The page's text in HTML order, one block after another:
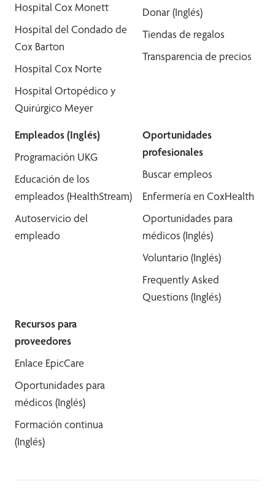
Hospital Cox Monett
Hospital del Condado de
Cox Barton
Hospital Cox Norte
Hospital Ortopédico y
Quirúrgico Meyer
Donar (Inglés)
Tiendas de regalos
Transparencia de precios
Empleados (Inglés)
Programación UKG
Educación de los
empleados (HealthStream)
Autoservicio del
empleado
Oportunidades
profesionales
Buscar empleos
Enfermería en CoxHealth
Oportunidades para
médicos (Inglés)
Voluntario (Inglés)
Frequently Asked
Questions (Inglés)
Recursos para
proveedores
Enlace EpicCare
Oportunidades para
médicos (Inglés)
Formación continua
(Inglés)